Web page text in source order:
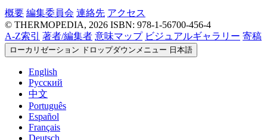
概要 編集委員会 連絡先 アクセス
© THERMOPEDIA, 2026 ISBN: 978-1-56700-456-4
A-Z索引
著者/編集者 意味マップ ビジュアルギャラリー 寄稿
ローカリゼーション ドロップダウンメニュー 日本語
English
Русский
中文
Português
Español
Français
Deutsch